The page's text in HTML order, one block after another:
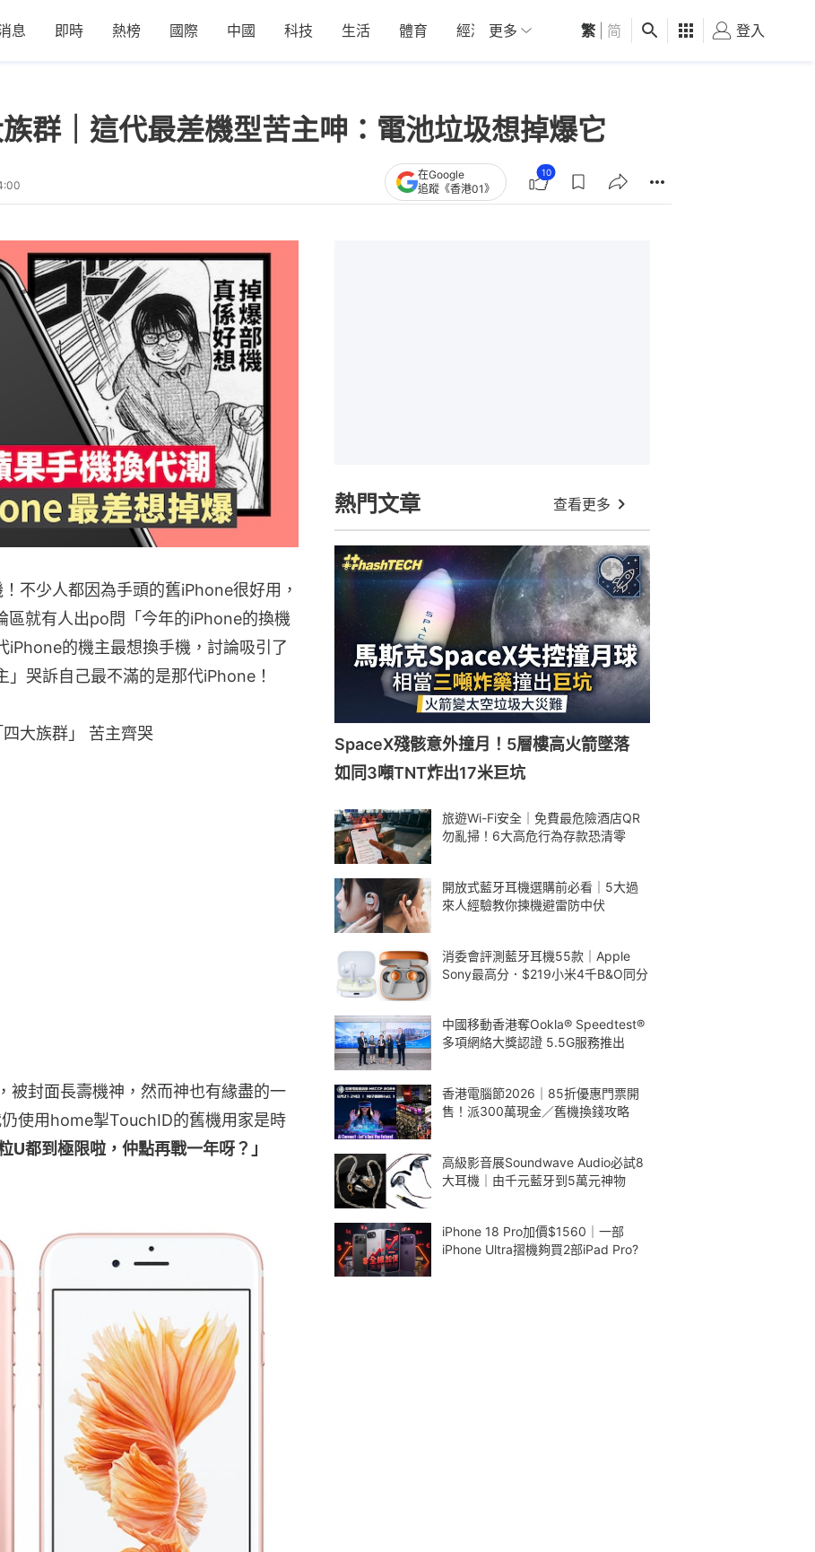
息 即時 熱榜 國際 中國 科技 生活 體育 經濟 01深圳 觀點 健康 好食玩飛
更多 繁 简 登入
群｜這代最差機型苦主呻：電池垃圾想掉爆它
在Google
追蹤《香港01》
10
不少人都因為手頭的舊iPhone很好用，
區就有人出po問「今年的iPhone的換機
iPhone的機主最想換手機，討論吸引了
哭訴自己最不滿的是那代iPhone！
大族群」 苦主齊哭
被封面長壽機神，然而神也有緣盡的一
使用home掣TouchID的舊機用家是時
U都到極限啦，仲點再戰一年呀？」
熱門文章 查看更多
SpaceX殘骸意外撞月！5層樓高火箭墜落
如同3噸TNT炸出17米巨坑
旅遊Wi-Fi安全｜免費最危險酒店QR
勿亂掃！6大高危行為存款恐清零
開放式藍牙耳機選購前必看｜5大過
來人經驗教你揀機避雷防中伏
消委會評測藍牙耳機55款｜Apple
Sony最高分．$219小米4千B&O同分
中國移動香港奪Ookla® Speedtest®
多項網絡大獎認證 5.5G服務推出
香港電腦節2026｜85折優惠門票開
售！派300萬現金／舊機換錢攻略
高級影音展Soundwave Audio必試8
大耳機｜由千元藍牙到5萬元神物
iPhone 18 Pro加價$1560｜一部
iPhone Ultra摺機夠買2部iPad Pro?